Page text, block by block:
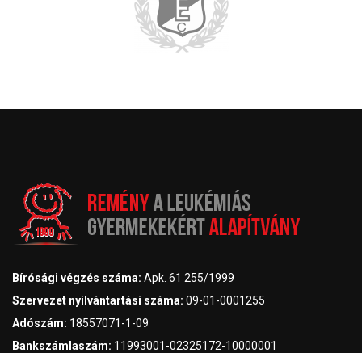
Bírósági végzés száma: Apk. 61 255/1999
Szervezet nyilvántartási száma: 09-01-0001255
Adószám: 18557071-1-09
Bankszámlaszám: 11993001-02325172-10000001